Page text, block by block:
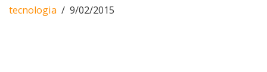
tecnologia 9/02/2015